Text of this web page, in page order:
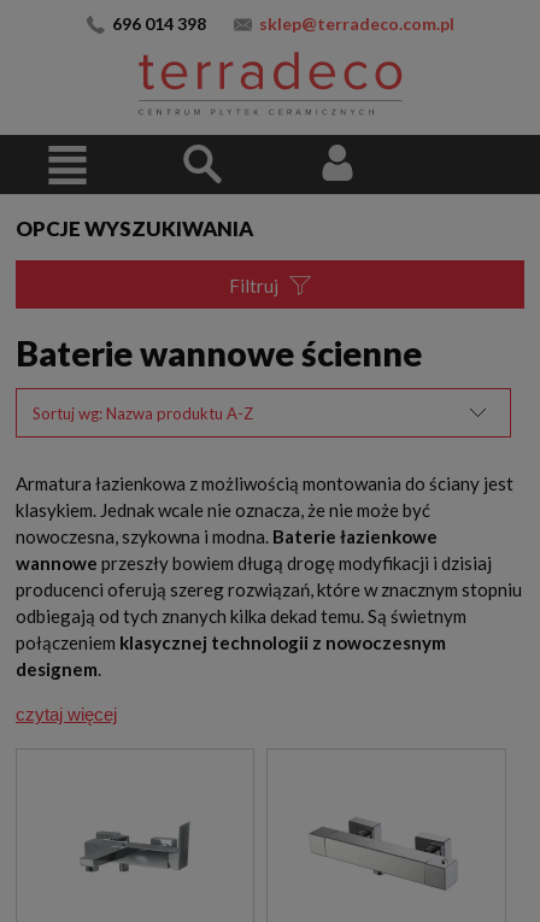
696 014 398 sklep@terradeco.com.pl
OPCJE WYSZUKIWANIA
Filtruj
Baterie wannowe ścienne
Sortuj wg: Nazwa produktu A-Z
Armatura łazienkowa z możliwością montowania do ściany jest
klasykiem. Jednak wcale nie oznacza, że nie może być
nowoczesna, szykowna i modna. Baterie łazienkowe
wannowe przeszły bowiem długą drogę modyfikacji i dzisiaj
producenci oferują szereg rozwiązań, które w znacznym stopniu
odbiegają od tych znanych kilka dekad temu. Są świetnym
połączeniem klasycznej technologii z nowoczesnym
designem.
czytaj więcej